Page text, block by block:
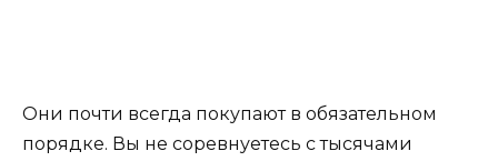
Они почти всегда покупают в обязательном
порядке. Вы не соревнуетесь с тысячами